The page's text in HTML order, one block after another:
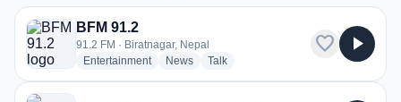
2 Radiosender aus Biratnagar
BFM 91.2
91.2 FM · Biratnagar, Nepal
Entertainmentradio stations
Newsradio stations
Talkradio stations
favorite play_arrow